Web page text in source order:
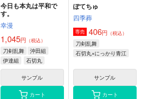
今日も本丸は平和で
す。
幸漫
1,045円 （税込）
刀剣乱舞
沖田組
伊達組
石切丸
サンプル
カート
ぽてちゅ
四季葬
専売 406円 （税込）
刀剣乱舞
石切丸×にっかり青江
サンプル
カート